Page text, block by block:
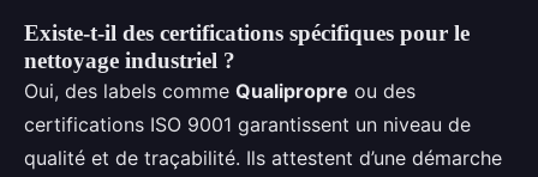
Existe-t-il des certifications spécifiques pour le
nettoyage industriel ?
Oui, des labels comme Qualipropre ou des
certifications ISO 9001 garantissent un niveau de
qualité et de traçabilité. Ils attestent d’une démarche